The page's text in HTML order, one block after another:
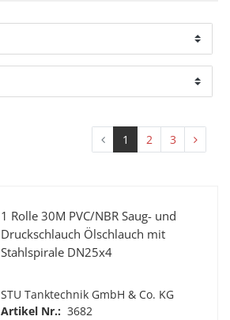
1 2 3
1 Rolle 30M PVC/NBR Saug- und
Druckschlauch Ölschlauch mit
Stahlspirale DN25x4
STU Tanktechnik GmbH & Co. KG
Artikel Nr.: 3682